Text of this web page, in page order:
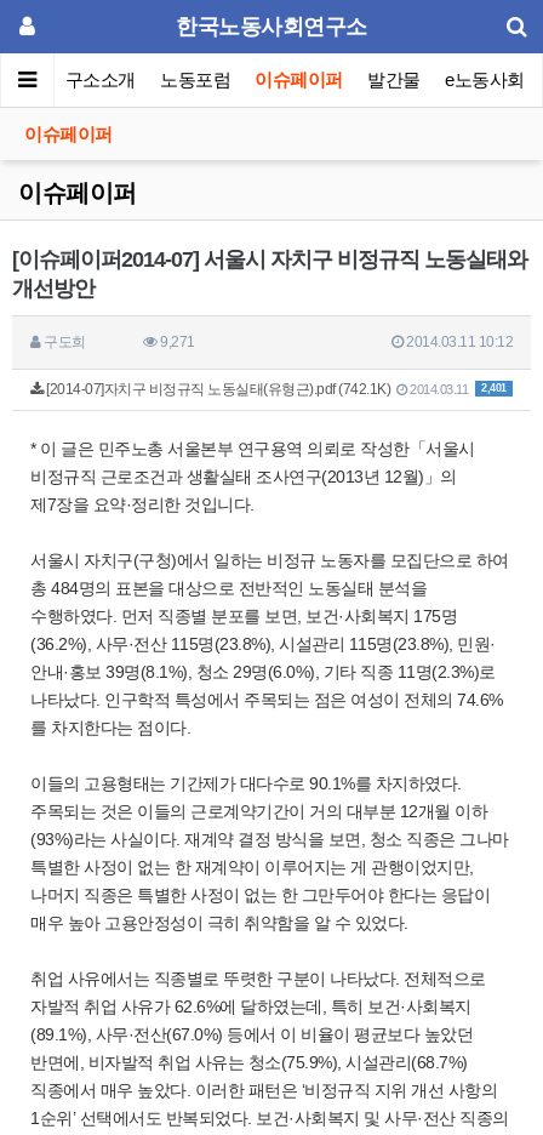
한국노동사회연구소
인 연구소소개 노동포럼 이슈페이퍼 발간물 e노동사회
이슈페이퍼
이슈페이퍼
[이슈페이퍼2014-07] 서울시 자치구 비정규직 노동실태와
개선방안
구도희 9,271 2014.03.11 10:12
2,401
[2014-07]자치구 비정규직 노동실태(유형근).pdf (742.1K) 2014.03.11
* 이 글은 민주노총 서울본부 연구용역 의뢰로 작성한「서울시
비정규직 근로조건과 생활실태 조사연구(2013년 12월)」의
제7장을 요약·정리한 것입니다.
서울시 자치구(구청)에서 일하는 비정규 노동자를 모집단으로 하여
총 484명의 표본을 대상으로 전반적인 노동실태 분석을
수행하였다. 먼저 직종별 분포를 보면, 보건·사회복지 175명
(36.2%), 사무·전산 115명(23.8%), 시설관리 115명(23.8%), 민원·
안내·홍보 39명(8.1%), 청소 29명(6.0%), 기타 직종 11명(2.3%)로
나타났다. 인구학적 특성에서 주목되는 점은 여성이 전체의 74.6%
를 차지한다는 점이다.
이들의 고용형태는 기간제가 대다수로 90.1%를 차지하였다.
주목되는 것은 이들의 근로계약기간이 거의 대부분 12개월 이하
(93%)라는 사실이다. 재계약 결정 방식을 보면, 청소 직종은 그나마
특별한 사정이 없는 한 재계약이 이루어지는 게 관행이었지만,
나머지 직종은 특별한 사정이 없는 한 그만두어야 한다는 응답이
매우 높아 고용안정성이 극히 취약함을 알 수 있었다.
취업 사유에서는 직종별로 뚜렷한 구분이 나타났다. 전체적으로
자발적 취업 사유가 62.6%에 달하였는데, 특히 보건·사회복지
(89.1%), 사무·전산(67.0%) 등에서 이 비율이 평균보다 높았던
반면에, 비자발적 취업 사유는 청소(75.9%), 시설관리(68.7%)
직종에서 매우 높았다. 이러한 패턴은 ‘비정규직 지위 개선 사항의
1순위’ 선택에서도 반복되었다. 보건·사회복지 및 사무·전산 직종의